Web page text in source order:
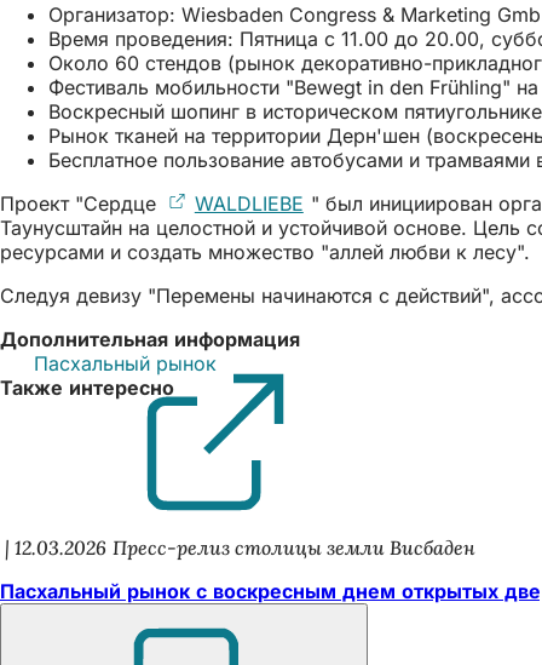
Организатор: Wiesbaden Congress & Marketing
Время проведения: Пятница с 11.00 до 20.00,
Около 60 стендов (рынок декоративно-
Фестиваль мобильности "Bewegt in den Frühling"
Воскресный шопинг в историческом
Рынок тканей на территории Дерн'шен
Бесплатное пользование автобусами и
Проект "Сердце
WALDLIEBE (Открывается
в
новой
" был инициирован
Таунусштайн на целостной и устойчивой основе.
ресурсами и создать множество "аллей любви к лесу".
Следуя девизу "Перемены начинаются с действий",
Дополнительная информация
Пасхальный рынок
новой
вкладке)
Также интересно
12.03.2026 Пресс-релиз столицы земли Висбаден
Пасхальный рынок с воскресным днем открытых